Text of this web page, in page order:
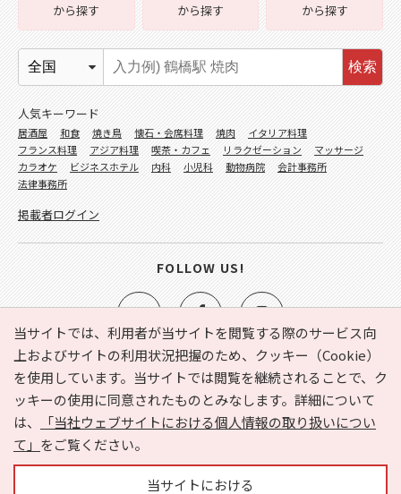
当サイトでは、利用者が当サイトを閲覧する際のサービス向
上およびサイトの利用状況把握のため、クッキー（Cookie）
を使用しています。当サイトでは閲覧を継続されることで、ク
ッキーの使用に同意されたものとみなします。詳細について
は、
「当社ウェブサイトにおける個人情報の取り扱いについ
て」 をご覧ください。
当サイトにおける
e-NAVITA（イーナビタ）とは？ お気に入り
ヘルプ
利用規約
個人情報の取り扱いについて
運営会社
サイトマップ
広告掲載に関するお問い合わせ
から探す
から探す
から探す
検索
人気キーワード
居酒屋 和食 焼き鳥 懐石・会席料理 焼肉
イタリア料理
フランス料理
アジア料理 喫茶・カフェ リラクゼーション
マッサージ
カラオケ
ビジネスホテル 内科 小児科 動物病院
会計事務所
法律事務所
掲載者ログイン
FOLLOW US!